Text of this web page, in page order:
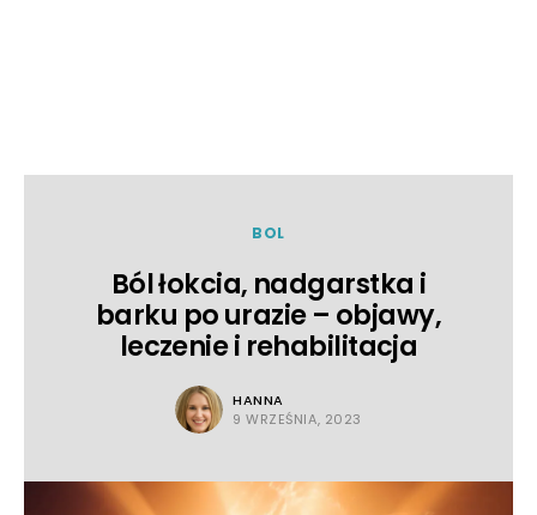
BOL
Ból łokcia, nadgarstka i
barku po urazie – objawy,
leczenie i rehabilitacja
HANNA
9 WRZEŚNIA, 2023